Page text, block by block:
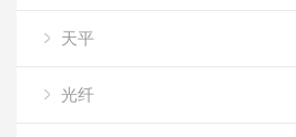
天平
光纤